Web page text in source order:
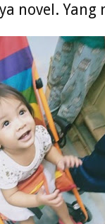
novel. Yang